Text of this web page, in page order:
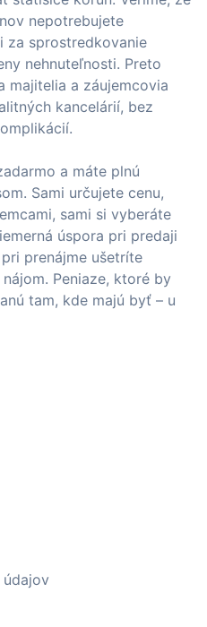
nepotrebujete
za sprostredkovanie
nehnuteľnosti. Preto
majitelia a záujemcovia
kancelárií, bez
a máte plnú
Sami určujete cenu,
sami si vyberáte
úspora pri predaji
prenájme ušetríte
Peniaze, ktoré by
tam, kde majú byť – u